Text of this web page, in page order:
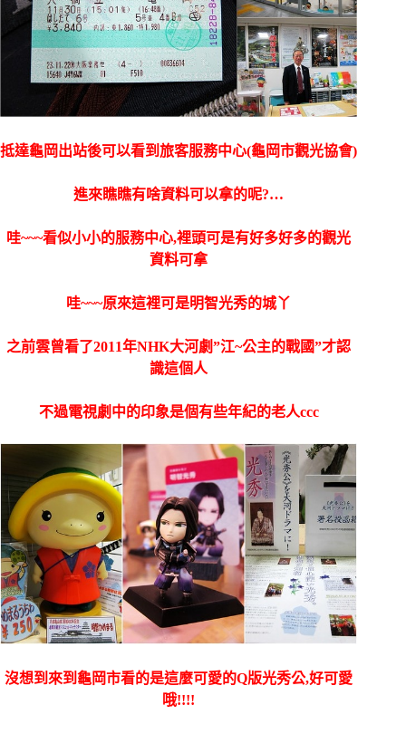
抵達龜岡出站後可以看到旅客服務中心(龜岡市觀光協會)
進來瞧瞧有啥資料可以拿的呢?…
哇~~~看似小小的服務中心,裡頭可是有好多好多的觀光
資料可拿
哇~~~原來這裡可是明智光秀的城丫
之前雲曾看了2011年NHK大河劇”江~公主的戰國”才認
識這個人
不過電視劇中的印象是個有些年紀的老人ccc
沒想到來到龜岡市看的是這麼可愛的Q版光秀公,好可愛
哦!!!!